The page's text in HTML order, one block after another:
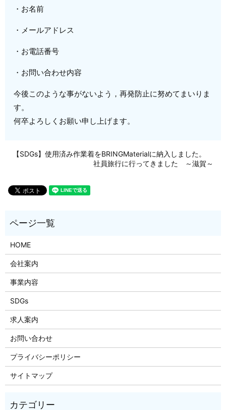
・お名前
・メールアドレス
・お電話番号
・お問い合わせ内容
今後このような事がないよう，再発防止に努めてまいりま
す。
何卒よろしくお願い申し上げます。
【SDGs】使用済み作業着をBRINGMaterialに納入しました。
社員旅行に行ってきました ～滋賀～
HOME
会社案内
事業内容
SDGs
求人案内
お問い合わせ
プライバシーポリシー
サイトマップ